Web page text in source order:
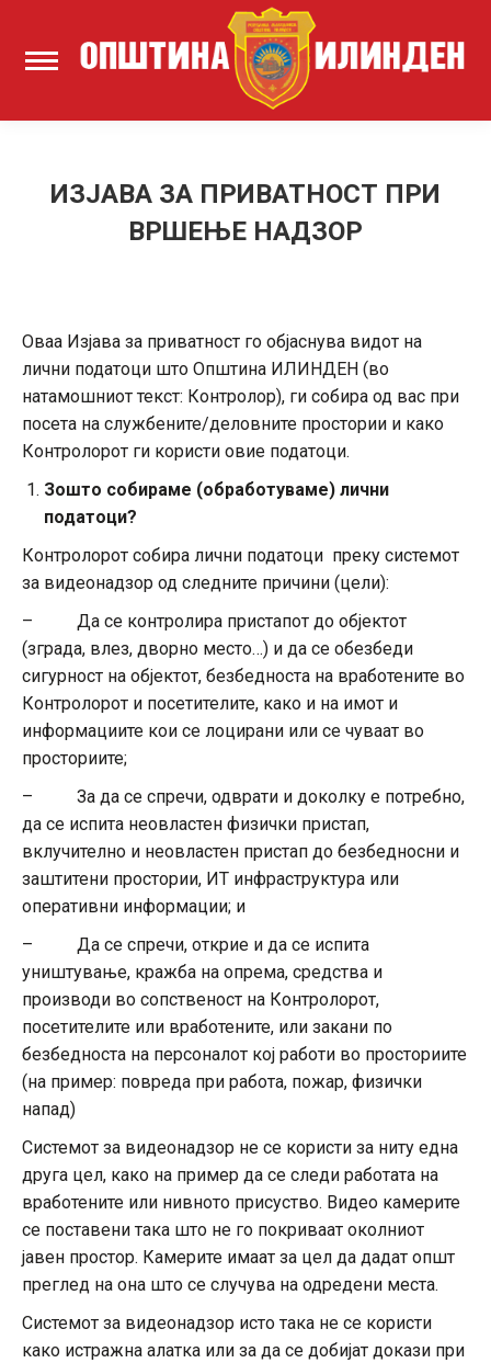
ИЗЈАВА ЗА ПРИВАТНОСТ ПРИ
ВРШЕЊЕ НАДЗОР
Оваа Изјава за приватност го објаснува видот на
лични податоци што Општина ИЛИНДЕН (во
натамошниот текст: Контролор), ги собира од вас при
посета на службените/деловните простории и како
Контролорот ги користи овие податоци.
Зошто собираме (обработуваме) лични
податоци?
Контролорот собира лични податоци преку системот
за видеонадзор од следните причини (цели):
– Да се контролира пристапот до објектот
(зграда, влез, дворно место…) и да се обезбеди
сигурност на објектот, безбедноста на вработените во
Контролорот и посетителите, како и на имот и
информациите кои се лоцирани или се чуваат во
просториите;
– За да се спречи, одврати и доколку е потребно,
да се испита неовластен физички пристап,
вклучително и неовластен пристап до безбедносни и
заштитени простории, ИТ инфраструктура или
оперативни информации; и
– Да се спречи, открие и да се испита
уништување, кражба на опрема, средства и
производи во сопственост на Контролорот,
посетителите или вработените, или закани по
безбедноста на персоналот кој работи во просториите
(на пример: повреда при работа, пожар, физички
напад)
Системот за видеонадзор не се користи за ниту една
друга цел, како на пример да се следи работата на
вработените или нивното присуство. Видео камерите
се поставени така што не го покриваат околниот
јавен простор. Камерите имаат за цел да дадат општ
преглед на она што се случува на одредени места.
Системот за видеонадзор исто така не се користи
како истражна алатка или за да се добијат докази при